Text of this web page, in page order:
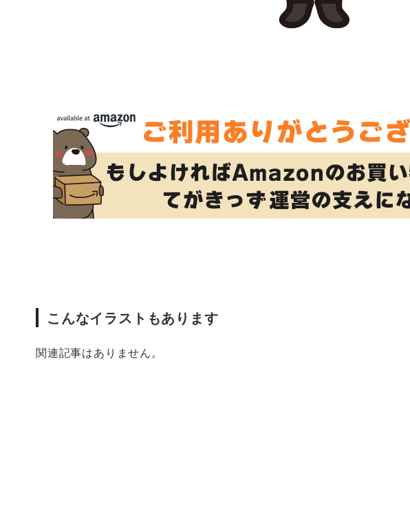
こんなイラストもあります
関連記事はありません。